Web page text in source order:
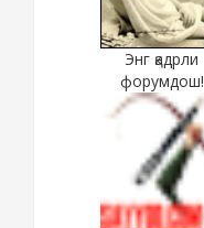
Энг қадрли
форумдош!